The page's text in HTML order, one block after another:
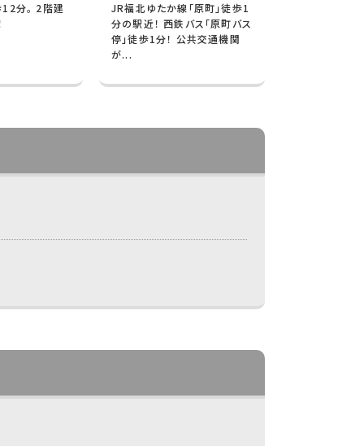
分。 2階建
JR福北ゆたか線「原町」徒歩1
分の駅近！ 西鉄バス「原町バス
停」徒歩1分！ 公共交通機関
が...